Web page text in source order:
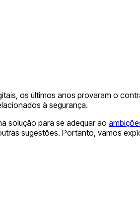
os últimos anos provaram o
à segurança.
solução para se adequar ao
sugestões. Portanto, vamos